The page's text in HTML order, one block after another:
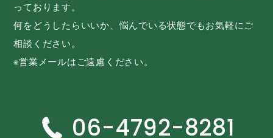
っております。
何をどうしたらいいか、悩んでいる状態でもお気軽にご
相談ください。
※営業メールはご遠慮ください。
06-4792-8281